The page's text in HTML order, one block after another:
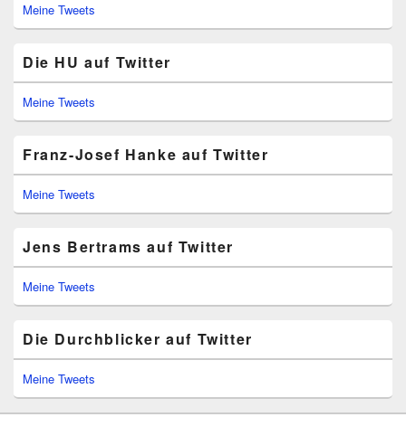
Meine Tweets
Die HU auf Twitter
Meine Tweets
Franz-Josef Hanke auf Twitter
Meine Tweets
Jens Bertrams auf Twitter
Meine Tweets
Die Durchblicker auf Twitter
Meine Tweets